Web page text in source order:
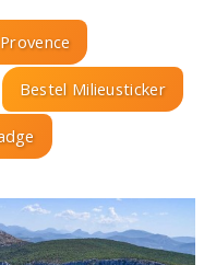
Bestel Milieusticker